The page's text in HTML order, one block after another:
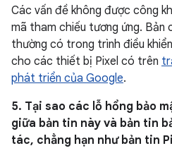
Các vấn đề không được công
mã tham chiếu tương ứng. Bản
thường có trong trình điều
cho các thiết bị Pixel có trên
phát triển của Google.
5. Tại sao các lỗ hổng bảo
giữa bản tin này và bản tin
tác, chẳng hạn như bản tin